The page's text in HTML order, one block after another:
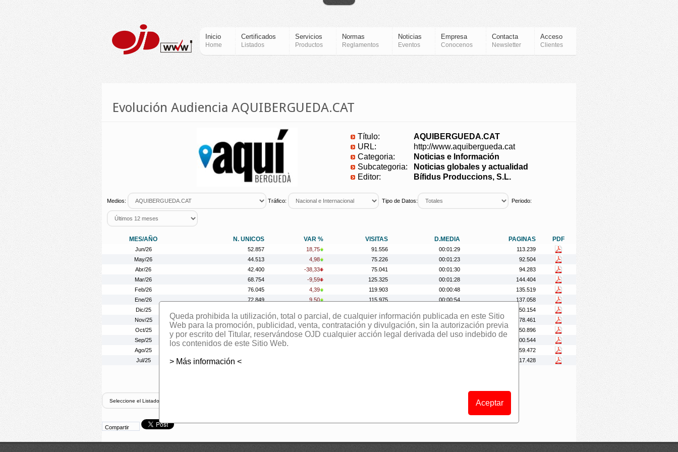
Inicio
Home
Certificados
Listados
Servicios
Productos
Normas
Reglamentos
Noticias
Eventos
Empresa
Conocenos
Contacta
Newsletter
Acceso
Clientes
Evolución Audiencia AQUIBERGUEDA.CAT
Título:
AQUIBERGUEDA.CAT
URL:
http://www.aquibergueda.cat
Categoria:
Noticias e Información
Subcategoria:
Noticias globales y actualidad
Editor:
Bífidus Produccions, S.L.
Medios: Tráfico: Tipo de Datos: Periodo:
MES/AÑO N. UNICOS VAR % VISITAS D.MEDIA PAGINAS PDF
Jun/26 52.857 18,75 91.556 00:01:29
113.239
May/26
44.513 4,98 75.226 00:01:23
92.504
Abr/26
42.400 -38,33 75.041 00:01:30
94.283
Mar/26
68.754 -9,59 125.325 00:01:28
144.404
Feb/26
76.045 4,39 119.903 00:00:48
135.519
Ene/26
72.849 9,50 115.975 00:00:54
137.058
Dic/25
150.154
Nov/25
33.020 -48,39 62.864 00:01:28
78.461
Oct/25
63.984 53,28 121.866 00:01:22
150.896
Sep/25
41.743
100.544
Ago/25
159.472
Jul/25
117.428
Compartir
Queda prohibida la utilización, total o parcial, de cualquier información publicada en este Sitio
Web para la promoción, publicidad, venta, contratación y divulgación, sin la autorización previa
y por escrito del Titular, reservándose OJD cualquier acción legal derivada del uso indebido de
los contenidos de este Sitio Web.
> Más información <
Aceptar